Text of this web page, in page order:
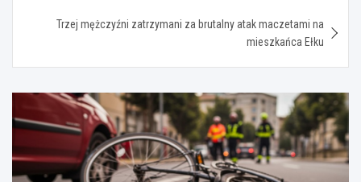
Trzej mężczyźni zatrzymani za brutalny atak maczetami na
mieszkańca Ełku